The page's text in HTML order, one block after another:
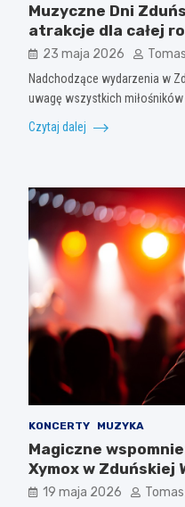
Muzyczne Dni
atrakcje dla całej
23 maja 2026
Nadchodzące wydarzenia w
uwagę wszystkich miłośników
Czytaj dalej
KONCERTY MUZYKA
Magiczne
Xymox w Zduńskiej
19 maja 2026